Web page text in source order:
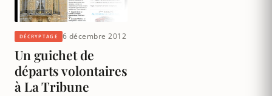
DÉCRYPTAGE 6 décembre 2012
Un guichet de
départs volontaires
à La Tribune